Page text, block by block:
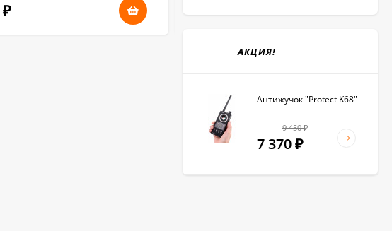
₽ 49 730
АКЦИЯ!
Антижучок "Protect K68"
9 450₽
7 370 ₽